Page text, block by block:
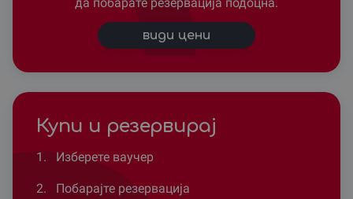
види цени
Купи и резервирај
1. Изберете ваучер
2. Побарајте резервација